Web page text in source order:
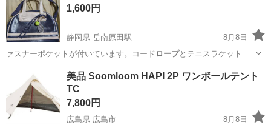
1,600円
静岡県 岳南原田駅
8月8日
ァスナーポケットが付いています。コード ロープとテニスラケット、
ボールの取り外し可能…岳南原田駅
美品 Soomloom HAPI 2P ワンポールテント
TC
7,800円
広島県 広島市
8月8日